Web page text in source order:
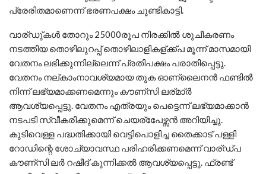
പ്രേരിതമാണെന്ന് ഭരണപക്ഷം ചൂണ്ടികാട്ടി.
വാര്ഡു്കള്‍ തോറും 25000രൂപ നിരക്കില്‍ ശുചീകരണം
നടത്തിയ തൊഴിലുറപ്പ് തൊഴിലാളികള്ക്ക്പ മൂന്ന് മാസമായി
വേതനം ലഭിക്കുന്നില്ലെന്ന് പ്രതിപക്ഷം പരാതിപ്പെട്ടു.
വേതനം നല്കാംനാവശ്യമായ തുക ഓണ്ലൈനന്‍ ഫണ്ടില്‍
നിന്ന് ലഭ്യമാക്കണമെന്നും കൗണ്സി ലര്മാ്ര്‍
ആവശ്യപ്പെട്ടു. വേതനം എത്രയും പെട്ടെന്ന് ലഭ്യമാക്കാന്‍
നടപടി സ്വീകരിക്കുമെന്ന് ചെയര്പേേഴ്സന്‍ അറിയിച്ചു.
കുടിവെള്ള പദ്ധതിക്കായി വെട്ടിപൊളിച്ച തൈക്കാട് പള്ളി
റോഡിന്റെ ശോച്യാവസ്ഥ പരിഹരിക്കണമെന്ന് വാര്ഡ്പ
കൗണ്സി ലര്‍ റഷീദ് കുന്നിക്കല്‍ ആവശ്യപ്പെട്ടു. ഫ്രണ്ട്